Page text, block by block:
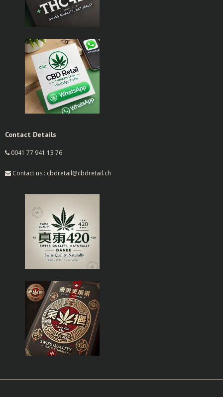
Contact Details
0041 77 941 13 76
Contact us : cbdretail@cbdretail.ch